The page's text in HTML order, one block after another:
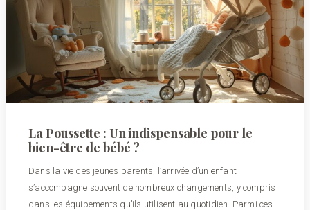
La Poussette : Un indispensable pour le
bien-être de bébé ?
Dans la vie des jeunes parents, l’arrivée d’un enfant
s’accompagne souvent de nombreux changements, y compris
dans les équipements qu’ils utilisent au quotidien. Parmi ces